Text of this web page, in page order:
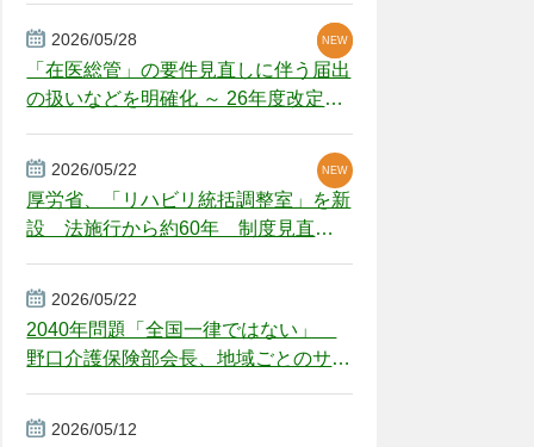
2026/05/28
「在医総管」の要件見直しに伴う届出
の扱いなどを明確化 ～ 26年度改定疑
NEW
NEW
2026/05/22
厚労省、「リハビリ統括調整室」を新
設 法施行から約60年 制度見直し
NEW
2026/05/22
2040年問題「全国一律ではない」
野口介護保険部会長、地域ごとのサー
2026/05/12